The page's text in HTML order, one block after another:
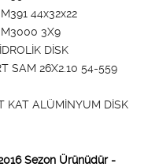
44x32x22
3X9
DİSK
SAM 26X2.10 54-559
KAT ALÜMİNYUM DİSK
Sezon Ürünüdür -